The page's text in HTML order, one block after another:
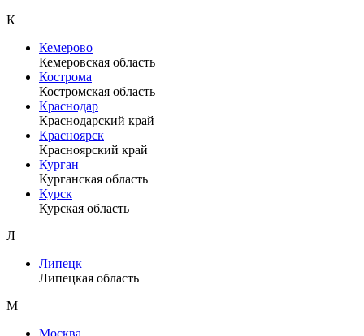
К
Кемерово
Кемеровская область
Кострома
Костромская область
Краснодар
Краснодарский край
Красноярск
Красноярский край
Курган
Курганская область
Курск
Курская область
Л
Липецк
Липецкая область
М
Москва